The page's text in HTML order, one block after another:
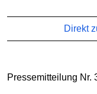
Direkt
Pressemitteilung Nr.